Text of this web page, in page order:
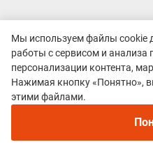
Рекомендуем
Непромокаемые
трейлраннинга
Мы используем файлы cookie
работы с сервисом и анализа
персонализации контента,
Нажимая кнопку «Понятно»,
этими файлами.